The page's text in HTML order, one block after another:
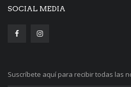
SOCIAL MEDIA
Suscríbete aquí para recibir todas las